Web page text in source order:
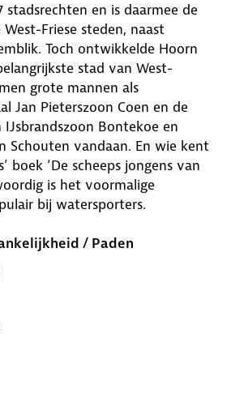
stadsrechten en is daarmee de
Friese steden, naast
Toch ontwikkelde Hoorn
stad van West-
grote mannen als
Jan Pieterszoon Coen en de
IJsbrandszoon Bontekoe en
Schouten vandaan. En wie kent
boek ‘De scheeps jongens van
is het voormalige
bij watersporters.
/ Paden